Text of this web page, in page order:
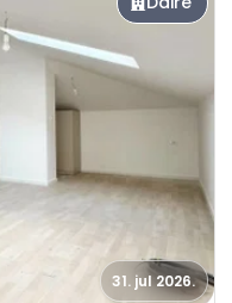
31. jul 2026.